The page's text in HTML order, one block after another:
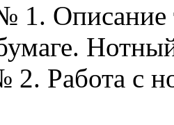
1. Описание
2. Работа с